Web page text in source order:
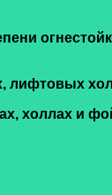
лифтовых
холлах и